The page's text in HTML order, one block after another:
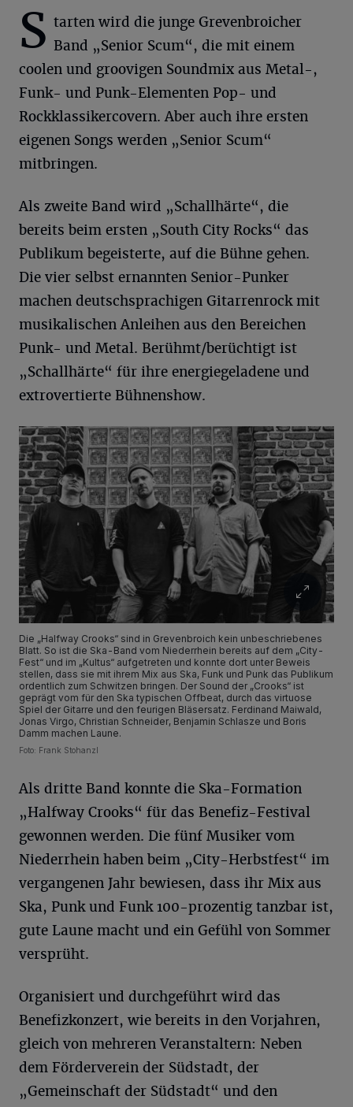
S tarten wird die junge Grevenbroicher
Band „Senior Scum“, die mit einem
coolen und groovigen Soundmix aus Metal-,
Funk- und Punk-Elementen Pop- und
Rockklassikercovern. Aber auch ihre ersten
eigenen Songs werden „Senior Scum“
mitbringen.
Als zweite Band wird „Schallhärte“, die
bereits beim ersten „South City Rocks“ das
Publikum begeisterte, auf die Bühne gehen.
Die vier selbst ernannten Senior-Punker
machen deutschsprachigen Gitarrenrock mit
musikalischen Anleihen aus den Bereichen
Punk- und Metal. Berühmt/berüchtigt ist
„Schallhärte“ für ihre energiegeladene und
extrovertierte Bühnenshow.
Die „Halfway Crooks“ sind in Grevenbroich kein unbeschriebenes
Blatt. So ist die Ska-Band vom Niederrhein bereits auf dem „City-
Fest“ und im „Kultus“ aufgetreten und konnte dort unter Beweis
stellen, dass sie mit ihrem Mix aus Ska, Funk und Punk das Publikum
ordentlich zum Schwitzen bringen. Der Sound der „Crooks“ ist
geprägt vom für den Ska typischen Offbeat, durch das virtuose
Spiel der Gitarre und den feurigen Bläsersatz. Ferdinand Maiwald,
Jonas Virgo, Christian Schneider, Benjamin Schlasze und Boris
Damm machen Laune.
Foto: Frank Stohanzl
Als dritte Band konnte die Ska-Formation
„Halfway Crooks“ für das Benefiz-Festival
gewonnen werden. Die fünf Musiker vom
Niederrhein haben beim „City-Herbstfest“ im
vergangenen Jahr bewiesen, dass ihr Mix aus
Ska, Punk und Funk 100-prozentig tanzbar ist,
gute Laune macht und ein Gefühl von Sommer
versprüht.
Organisiert und durchgeführt wird das
Benefizkonzert, wie bereits in den Vorjahren,
gleich von mehreren Veranstaltern: Neben
dem Förderverein der Südstadt, der
„Gemeinschaft der Südstadt“ und den